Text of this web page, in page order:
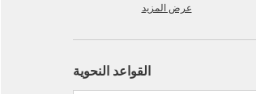
عرض المزيد
القواعد النحوية